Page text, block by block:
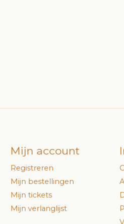
Mijn account
Registreren
Mijn bestellingen
Mijn tickets
Mijn verlanglijst